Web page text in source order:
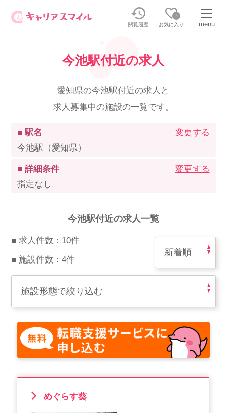
閲覧履歴
0
お気に入り menu
無料相談・お問い合わせはこちら
無料転職相談・お問い合わせの内容を
正社員／パートで働く
派遣で働く
その他のお問い合わせ
正社員・パートの求人を探す
紹介会社を使うメリットについて
介護・看護のお仕事について
今池駅付近の求人
愛知県の今池駅付近の求人と
求人募集中の施設の一覧です。
■ 駅名
今池駅（愛知県）
変更する
■ 詳細条件
指定なし
変更する
今池駅付近の求人一覧
■ 求人件数：10件
■ 施設件数：4件
めぐらす葵